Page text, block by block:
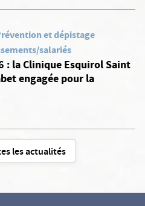
et dépistage
salariés
: la Clinique Esquirol Saint
engagée pour la
les actualités